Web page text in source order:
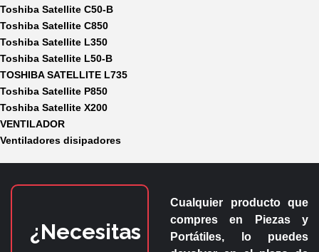
Toshiba Satellite C50-B
Toshiba Satellite C850
Toshiba Satellite L350
Toshiba Satellite L50-B
TOSHIBA SATELLITE L735
Toshiba Satellite P850
Toshiba Satellite X200
VENTILADOR
Ventiladores disipadores
¿Necesitas
Cualquier producto que
compres en
Piezas y
Portátiles, lo puedes